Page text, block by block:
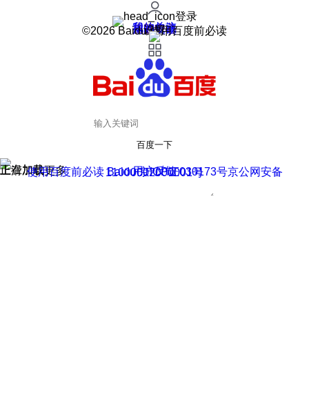
登录
我的关注
我的收藏
皮肤中心
用户反馈
设置
©2026 Baidu 使用百度前必读
百度一下
正在加载
上滑加载更多 用户反馈
使用百度前必读 Baidu 京ICP证030173号
京公网安备11000002000001号